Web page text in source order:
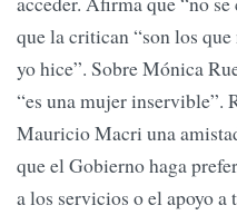
que la critican “son los
yo hice”. Sobre Mónica
“es una mujer inservible”.
Mauricio Macri una
que el Gobierno haga
a los servicios o el apoyo a